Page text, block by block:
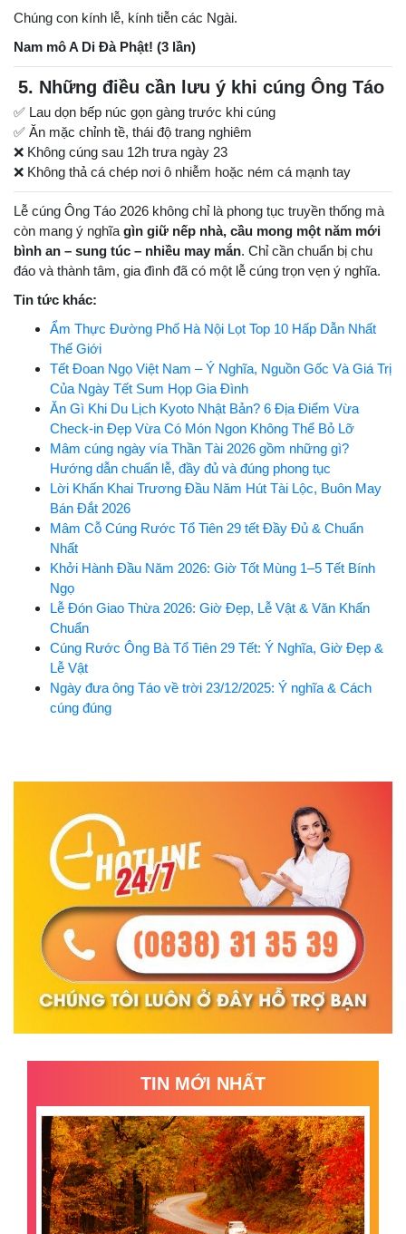
Chúng con kính lễ, kính tiễn các Ngài.
Nam mô A Di Đà Phật! (3 lần)
5. Những điều cần lưu ý khi cúng Ông Táo
✅ Lau dọn bếp núc gọn gàng trước khi cúng
✅ Ăn mặc chỉnh tề, thái độ trang nghiêm
❌ Không cúng sau 12h trưa ngày 23
❌ Không thả cá chép nơi ô nhiễm hoặc ném cá mạnh tay
Lễ cúng Ông Táo 2026 không chỉ là phong tục truyền thống mà
còn mang ý nghĩa gìn giữ nếp nhà, cầu mong một năm mới
bình an – sung túc – nhiều may mắn. Chỉ cần chuẩn bị chu
đáo và thành tâm, gia đình đã có một lễ cúng trọn vẹn ý nghĩa.
Tin tức khác:
Ẩm Thực Đường Phố Hà Nội Lọt Top 10 Hấp Dẫn Nhất
Thế Giới
Tết Đoan Ngọ Việt Nam – Ý Nghĩa, Nguồn Gốc Và Giá Trị
Của Ngày Tết Sum Họp Gia Đình
Ăn Gì Khi Du Lịch Kyoto Nhật Bản? 6 Địa Điểm Vừa
Check-in Đẹp Vừa Có Món Ngon Không Thể Bỏ Lỡ
Mâm cúng ngày vía Thần Tài 2026 gồm những gì?
Hướng dẫn chuẩn lễ, đầy đủ và đúng phong tục
Lời Khấn Khai Trương Đầu Năm Hút Tài Lộc, Buôn May
Bán Đắt 2026
Mâm Cỗ Cúng Rước Tổ Tiên 29 tết Đầy Đủ & Chuẩn
Nhất
Khởi Hành Đầu Năm 2026: Giờ Tốt Mùng 1–5 Tết Bính
Ngọ
Lễ Đón Giao Thừa 2026: Giờ Đẹp, Lễ Vật & Văn Khấn
Chuẩn
Cúng Rước Ông Bà Tổ Tiên 29 Tết: Ý Nghĩa, Giờ Đẹp &
Lễ Vật
Ngày đưa ông Táo về trời 23/12/2025: Ý nghĩa & Cách
cúng đúng
TIN MỚI NHẤT